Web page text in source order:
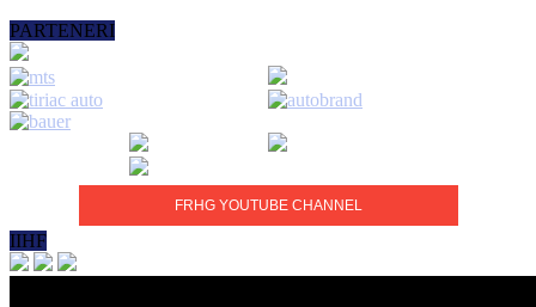
PARTENERI
FRHG YOUTUBE CHANNEL
IIHF